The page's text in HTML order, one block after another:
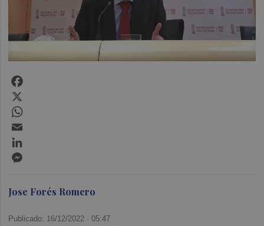
Jose Forés Romero
Publicado: 16/12/2022 ·05:47